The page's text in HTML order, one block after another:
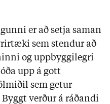
er að setja saman
sem stendur að
og uppbyggilegri
upp á gott
sem getur
verður á ráðandi